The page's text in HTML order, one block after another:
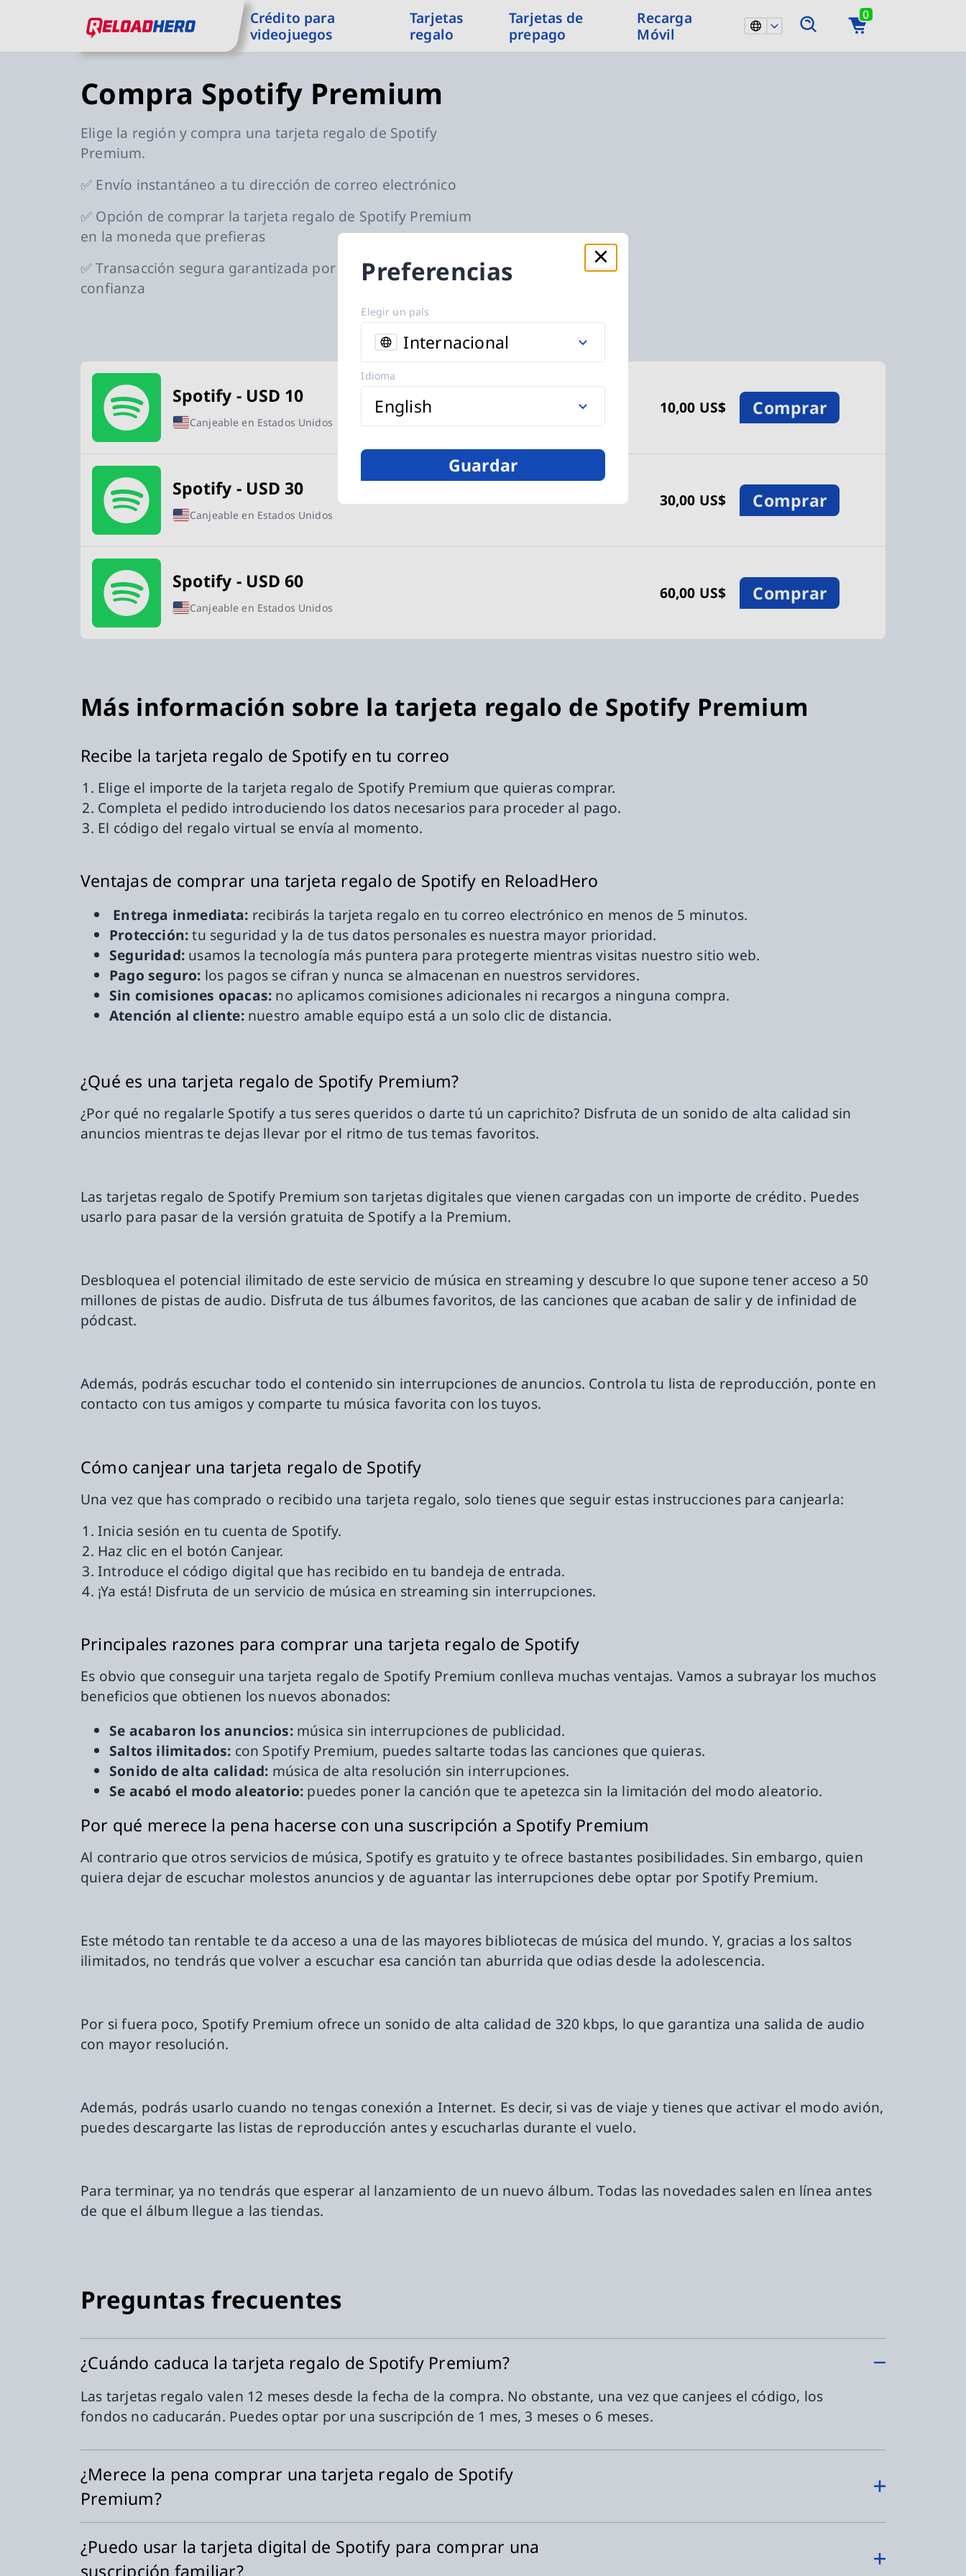
Ir a contenido principal
Ir a navegación principal
ReloadHero: volver a la página de Inicio
Crédito para
videojuegos
Tarjetas
regalo
Tarjetas de
prepago
Recarga
Móvil
0
Preferencias
Elegir un país
Internacional
Idioma
English
Guardar
Compra Spotify Premium
Elige la región y compra una tarjeta regalo de Spotify
Premium.
✅ Envío instantáneo a tu dirección de correo electrónico
✅ Opción de comprar la tarjeta regalo de Spotify Premium
en la moneda que prefieras
✅ Transacción segura garantizada por métodos de pago de
confianza
Tarjetas Compra Spotify Premium disponibles
Spotify - USD 10
Canjeable en Estados Unidos
10,00 US$ Comprar
Spotify - USD 30
Canjeable en Estados Unidos
30,00 US$ Comprar
Spotify - USD 60
Canjeable en Estados Unidos
60,00 US$ Comprar
Más información sobre la tarjeta regalo de Spotify Premium
Recibe la tarjeta regalo de Spotify en tu correo
Elige el importe de la tarjeta regalo de Spotify Premium que quieras comprar.
Completa el pedido introduciendo los datos necesarios para proceder al pago.
El código del regalo virtual se envía al momento.
Ventajas de comprar una tarjeta regalo de Spotify en ReloadHero
Entrega inmediata: recibirás la tarjeta regalo en tu correo electrónico en menos de 5 minutos.
Protección:tu seguridad y la de tus datos personales es nuestra mayor prioridad.
Seguridad: usamos la tecnología más puntera para protegerte mientras visitas nuestro sitio web.
Pago seguro: los pagos se cifran y nunca se almacenan en nuestros servidores.
Sin comisiones opacas: no aplicamos comisiones adicionales ni recargos a ninguna compra.
Atención al cliente:nuestro amable equipo está a un solo clic de distancia.
¿Qué es una tarjeta regalo de Spotify Premium?
¿Por qué no regalarle Spotify a tus seres queridos o darte tú un caprichito? Disfruta de un sonido de alta calidad sin
anuncios mientras te dejas llevar por el ritmo de tus temas favoritos.
Las tarjetas regalo de Spotify Premium son tarjetas digitales que vienen cargadas con un importe de crédito. Puedes
usarlo para pasar de la versión gratuita de Spotify a la Premium.
Desbloquea el potencial ilimitado de este servicio de música en streaming y descubre lo que supone tener acceso a 50
millones de pistas de audio. Disfruta de tus álbumes favoritos, de las canciones que acaban de salir y de infinidad de
pódcast.
Además, podrás escuchar todo el contenido sin interrupciones de anuncios. Controla tu lista de reproducción, ponte en
contacto con tus amigos y comparte tu música favorita con los tuyos.
Cómo canjear una tarjeta regalo de Spotify
Una vez que has comprado o recibido una tarjeta regalo, solo tienes que seguir estas instrucciones para canjearla:
Inicia sesión en tu cuenta de Spotify.
Haz clic en el botón Canjear.
Introduce el código digital que has recibido en tu bandeja de entrada.
¡Ya está! Disfruta de un servicio de música en streaming sin interrupciones.
Principales razones para comprar una tarjeta regalo de Spotify
Es obvio que conseguir una tarjeta regalo de Spotify Premium conlleva muchas ventajas. Vamos a subrayar los muchos
beneficios que obtienen los nuevos abonados:
Se acabaron los anuncios: música sin interrupciones de publicidad.
Saltos ilimitados: con Spotify Premium, puedes saltarte todas las canciones que quieras.
Sonido de alta calidad: música de alta resolución sin interrupciones.
Se acabó el modo aleatorio: puedes poner la canción que te apetezca sin la limitación del modo aleatorio.
Por qué merece la pena hacerse con una suscripción a Spotify Premium
Al contrario que otros servicios de música, Spotify es gratuito y te ofrece bastantes posibilidades. Sin embargo, quien
quiera dejar de escuchar molestos anuncios y de aguantar las interrupciones debe optar por Spotify Premium.
Este método tan rentable te da acceso a una de las mayores bibliotecas de música del mundo. Y, gracias a los saltos
ilimitados, no tendrás que volver a escuchar esa canción tan aburrida que odias desde la adolescencia.
Por si fuera poco, Spotify Premium ofrece un sonido de alta calidad de 320 kbps, lo que garantiza una salida de audio
con mayor resolución.
Además, podrás usarlo cuando no tengas conexión a Internet. Es decir, si vas de viaje y tienes que activar el modo avión,
puedes descargarte las listas de reproducción antes y escucharlas durante el vuelo.
Para terminar, ya no tendrás que esperar al lanzamiento de un nuevo álbum. Todas las novedades salen en línea antes
de que el álbum llegue a las tiendas.
Preguntas frecuentes
¿Cuándo caduca la tarjeta regalo de Spotify Premium?
Las tarjetas regalo valen 12 meses desde la fecha de la compra. No obstante, una vez que canjees el código, los
fondos no caducarán. Puedes optar por una suscripción de 1 mes, 3 meses o 6 meses.
¿Merece la pena comprar una tarjeta regalo de Spotify
Premium?
¿Puedo usar la tarjeta digital de Spotify para comprar una
suscripción familiar?